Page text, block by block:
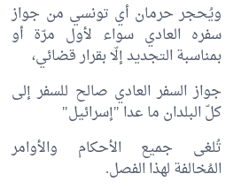
ويُحجر حرمان أي تونسي من جواز
سفره العادي سواء لأول مرّة أو
بمناسبة التجديد إلّا بقرار قضائي،
جواز السفر العادي صالح للسفر إلى
كلّ البلدان ما عدا "إسرائيل"
تُلغى جميع الأحكام والأوامر
المُخالفة لهذا الفصل.